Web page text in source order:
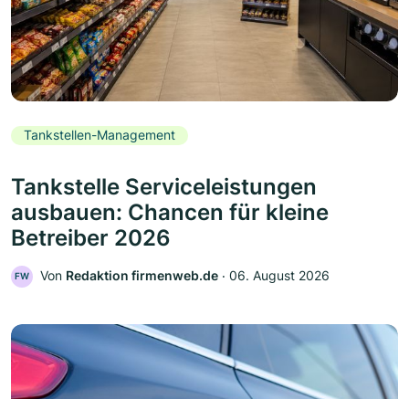
Tankstellen-Management
Tankstelle Serviceleistungen
ausbauen: Chancen für kleine
Betreiber 2026
FW Von Redaktion firmenweb.de ‧ 06. August 2026